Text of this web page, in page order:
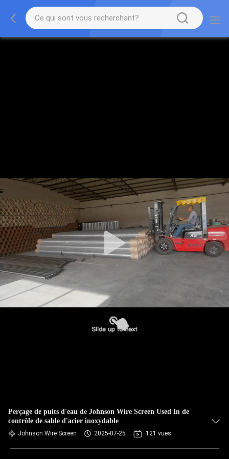
Perçage de puits d'eau de Johnson Wire Screen Used In de
contrôle de sable d'acier inoxydable
Johnson Wire Screen 2025-07-25 121 vues